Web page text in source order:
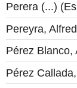
Perera (...)
Pereyra,
Pérez Blanco,
Pérez